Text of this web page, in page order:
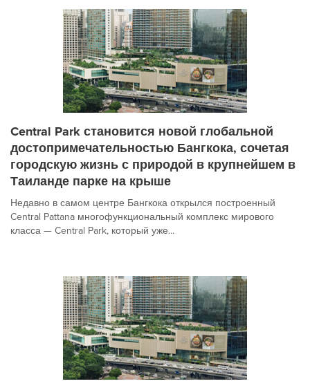
Central Park становится новой глобальной
достопримечательностью Бангкока, сочетая
городскую жизнь с природой в крупнейшем в
Таиланде парке на крыше
Недавно в самом центре Бангкока открылся построенный
Central Pattana многофункциональный комплекс мирового
класса — Central Park, который уже...